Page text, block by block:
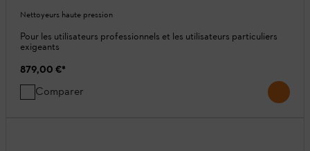
Nettoyeurs haute pression
Pour les utilisateurs professionnels et les utilisateurs particuliers
exigeants
879,00 €*
Comparer